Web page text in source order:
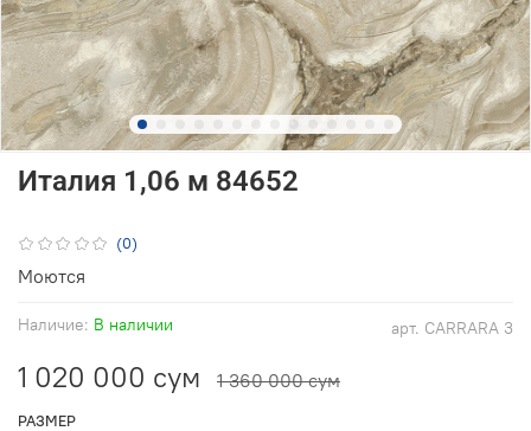
(0)
арт. CARRARA 3
Наличие: В наличии
Италия 1,06 м 84652
1 020 000 сум 1 360 000 сум
РАЗМЕР
Моются